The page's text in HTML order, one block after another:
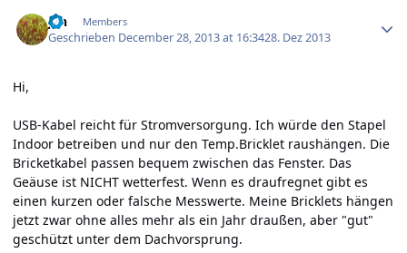
jan Members
Geschrieben December 28, 2013 at 16:3428. Dez 2013
Hi,
USB-Kabel reicht für Stromversorgung. Ich würde den Stapel
Indoor betreiben und nur den Temp.Bricklet raushängen. Die
Bricketkabel passen bequem zwischen das Fenster. Das
Geäuse ist NICHT wetterfest. Wenn es draufregnet gibt es
einen kurzen oder falsche Messwerte. Meine Bricklets hängen
jetzt zwar ohne alles mehr als ein Jahr draußen, aber "gut"
geschützt unter dem Dachvorsprung.